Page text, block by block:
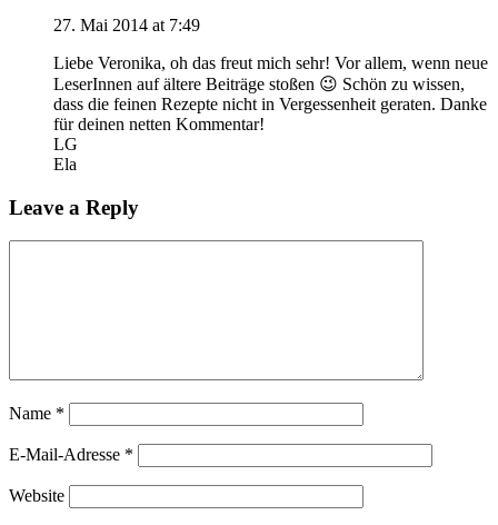
27. Mai 2014 at 7:49
Liebe Veronika, oh das freut mich sehr! Vor allem, wenn neue
LeserInnen auf ältere Beiträge stoßen 😉 Schön zu wissen,
dass die feinen Rezepte nicht in Vergessenheit geraten. Danke
für deinen netten Kommentar!
LG
Ela
Leave a Reply
Name *
E-Mail-Adresse *
Website